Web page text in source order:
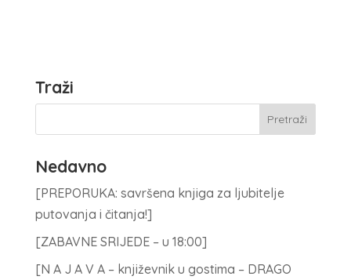
Traži
Nedavno
[PREPORUKA: savršena knjiga za ljubitelje
putovanja i čitanja!]
[ZABAVNE SRIJEDE – u 18:00]
[N A J A V A – književnik u gostima – DRAGO